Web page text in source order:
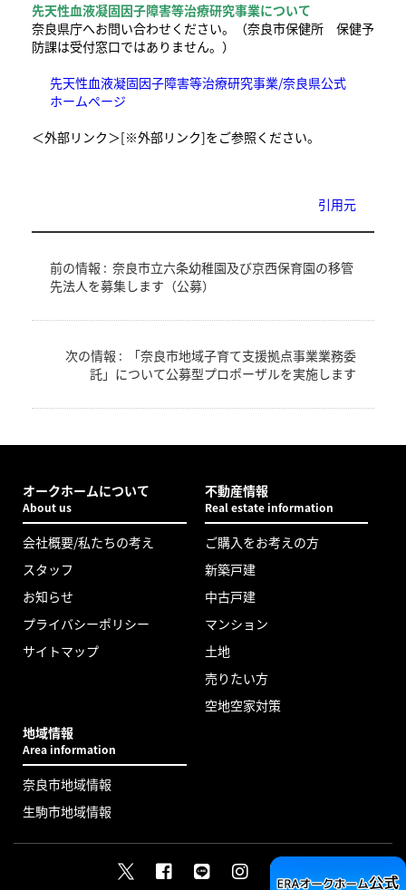
先天性血液凝固因子障害等治療研究事業について
奈良県庁へお問い合わせください。（奈良市保健所 保健予
防課は受付窓口ではありません。）
先天性血液凝固因子障害等治療研究事業/奈良県公式
ホームページ
＜外部リンク＞[※外部リンク]をご参照ください。​
引用元
前の情報 : 奈良市立六条幼稚園及び京西保育園の移管
先法人を募集します（公募）
次の情報 :
「奈良市地域子育て支援拠点事業業務委
託」について公募型プロポーザルを実施します
オークホームについて
About us
会社概要/私たちの考え
スタッフ
お知らせ
プライバシーポリシー
サイトマップ
不動産情報
Real estate information
ご購入をお考えの方
新築戸建
中古戸建
マンション
土地
売りたい方
空地空家対策
地域情報
Area information
奈良市地域情報
生駒市地域情報